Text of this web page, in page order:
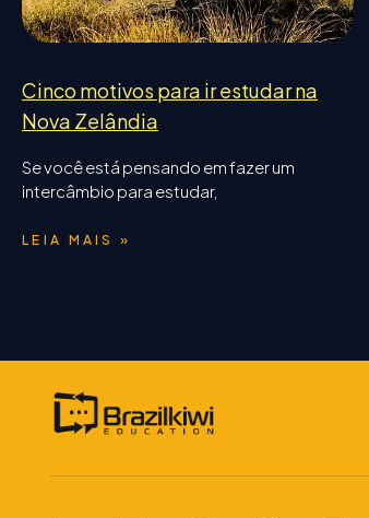
Cinco motivos para ir estudar na
Nova Zelândia
Se você está pensando em fazer um
intercâmbio para estudar,
LEIA MAIS »